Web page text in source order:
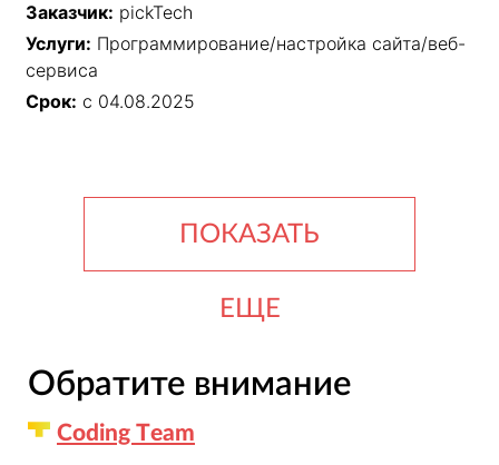
Заказчик: pickTech
Услуги: Программирование/настройка сайта/веб-
сервиса
Срок: с 04.08.2025
ПОКАЗАТЬ
ЕЩЕ
Обратите внимание
Сoding Тeam